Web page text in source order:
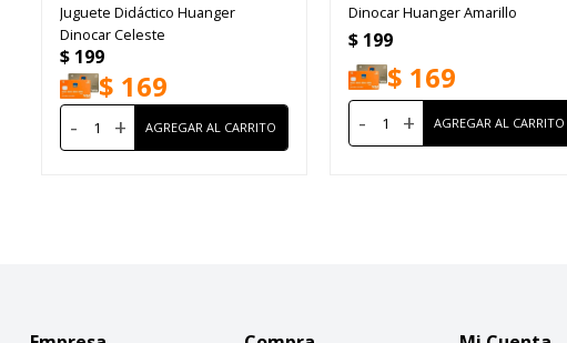
Juguete Didáctico Huanger
Dinocar Celeste
$ 199
$ 169
- +
Dinocar Huanger Amarillo
$ 199
$ 169
- +